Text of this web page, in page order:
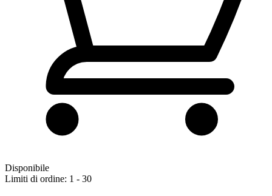
Disponibile
Limiti di ordine: 1 - 30